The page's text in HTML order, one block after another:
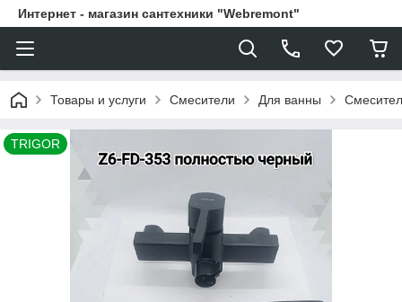
Интернет - магазин сантехники "Webremont"
Товары и услуги Смесители Для ванны
TRIGOR